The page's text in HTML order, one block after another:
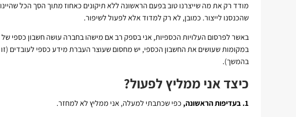
מודד רק את מה שייצרנו טוב בפעם הראשונה ללא תיקונים כאחוז מתוך הסך הכל
שהכנסנו לייצור. כמובן, לא רק למדוד אלא לפעול לשיפור.
באשר לפרסום העלויות הכספיות, אני בספק רב אם מישהו בחברה עושה חשבון כספי של
במקומות שעושים את החשבון הכספי, יש מחסום שעוצר העברת מידע כספי לעובדים
בהמשך).
כיצד אני ממליץ לפעול?
1. בעדיפות הראשונה,
כפי שכתבתי למעלה, אני ממליץ לא למחזר.